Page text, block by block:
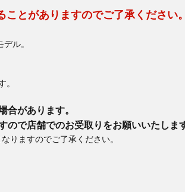
ことがありますのでご了承ください
ル。
。
合があります。
ので店舗でのお受取りをお願いいたしま
りますのでご了承ください。